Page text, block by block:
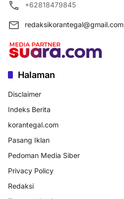
+62818479845
redaksikorantegal@gmail.com
Halaman
Disclaimer
Indeks Berita
korantegal.com
Pasang Iklan
Pedoman Media Siber
Privacy Policy
Redaksi